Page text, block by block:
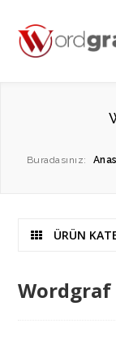
Buradasınız:
ÜRÜN
Wordgraf